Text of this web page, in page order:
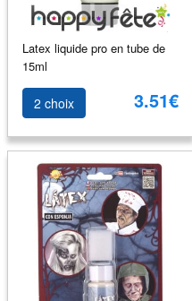
Latex liquide pro en tube de
15ml
2 choix 3.51€